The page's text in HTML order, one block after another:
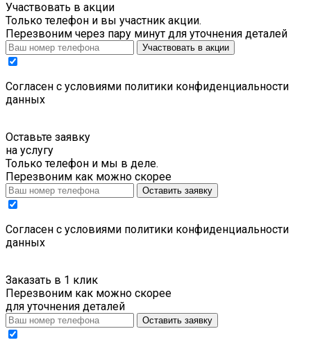
Участвовать в акции
Только телефон и вы участник акции.
Перезвоним через пару минут для уточнения деталей
Участвовать в акции
Cогласен с условиями политики конфиденциальности
данных
Оставьте заявку
на услугу
Только телефон и мы в деле.
Перезвоним как можно скорее
Оставить заявку
Cогласен с условиями политики конфиденциальности
данных
Заказать в 1 клик
Перезвоним как можно скорее
для уточнения деталей
Оставить заявку